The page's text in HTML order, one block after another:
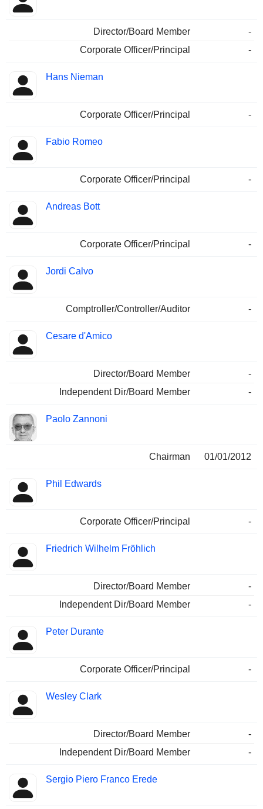
Director/Board Member
-
Corporate Officer/Principal
-
Hans Nieman
Corporate Officer/Principal -
Fabio Romeo
Corporate Officer/Principal -
Andreas Bott
Corporate Officer/Principal -
Jordi Calvo
Comptroller/Controller/Auditor -
Cesare d'Amico
Director/Board Member
-
Independent Dir/Board Member
-
Paolo Zannoni
Chairman 01/01/2012
Phil Edwards
Corporate Officer/Principal -
Friedrich Wilhelm Fröhlich
Director/Board Member
-
Independent Dir/Board Member
-
Peter Durante
Corporate Officer/Principal -
Wesley Clark
Director/Board Member
-
Independent Dir/Board Member
-
Sergio Piero Franco Erede